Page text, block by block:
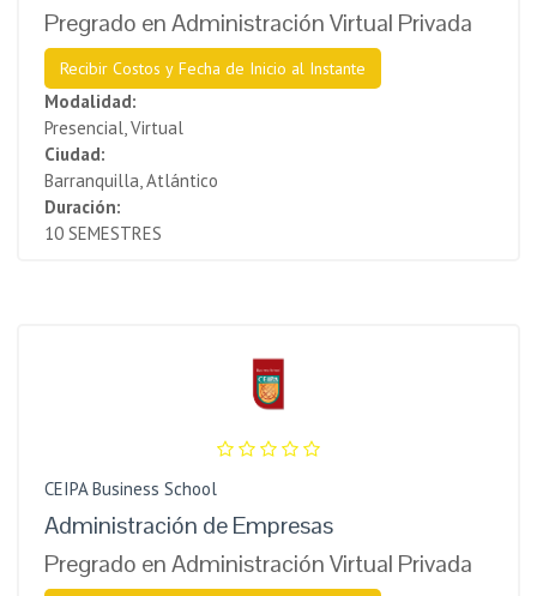
Pregrado en Administración Virtual Privada
Recibir Costos y Fecha de Inicio al Instante
Modalidad:
Presencial, Virtual
Ciudad:
Barranquilla, Atlántico
Duración:
10 SEMESTRES
CEIPA Business School
Administración de Empresas
Pregrado en Administración Virtual Privada